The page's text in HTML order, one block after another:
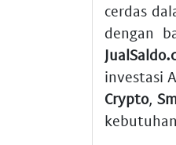
cerdas
dengan
investasi
Crypto,